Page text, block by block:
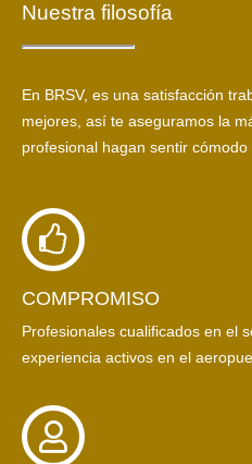
Nuestra filosofía
En BRSV, es una satisfacción
mejores, así te aseguramos la
profesional hagan sentir
COMPROMISO
Profesionales cualificados en el
experiencia activos en el